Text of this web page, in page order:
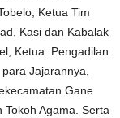
Ketua Tim
Kasi dan Kabalak
Ketua Pengadilan
Jajarannya,
Gane
Tokoh Agama. Serta